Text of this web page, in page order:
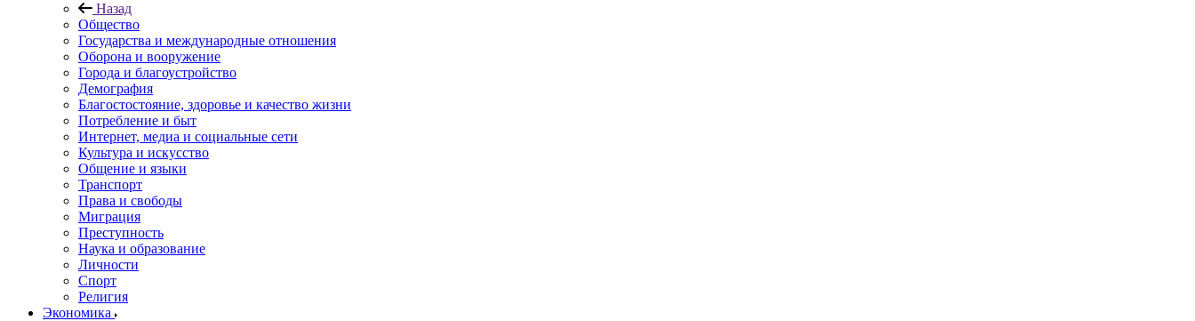
Назад
Общество
Государства и международные отношения
Оборона и вооружение
Города и благоустройство
Демография
Благостостояние, здоровье и качество жизни
Потребление и быт
Интернет, медиа и социальные сети
Культура и искусство
Общение и языки
Транспорт
Права и свободы
Миграция
Преступность
Наука и образование
Личности
Спорт
Религия
Экономика